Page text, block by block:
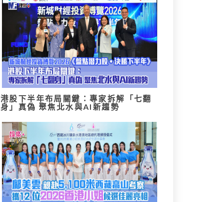
港股下半年布局關鍵：專家拆解「七翻
身」真偽 聚焦北水與AI新趨勢